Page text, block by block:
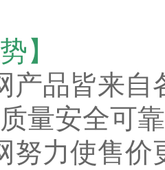
】
产品皆来自
量安全可靠
努力使售